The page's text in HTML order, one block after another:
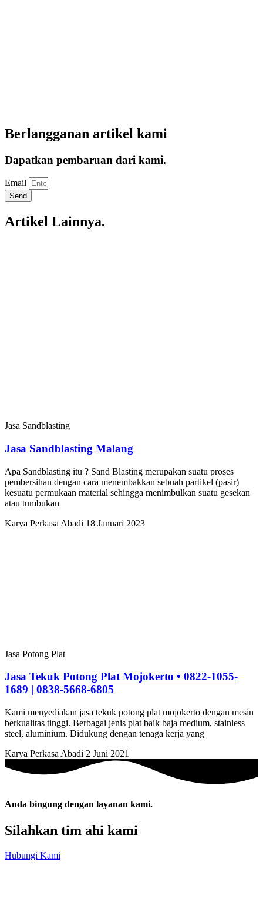
Berlangganan artikel kami
Dapatkan pembaruan dari kami.
Email
Send
Artikel Lainnya.
Jasa Sandblasting
Jasa Sandblasting Malang
Apa Sandblasting itu ? Sand Blasting merupakan suatu proses
pembersihan dengan cara menembakkan sebuah partikel (pasir)
kesuatu permukaan material sehingga menimbulkan suatu gesekan
atau tumbukan
Karya Perkasa Abadi 18 Januari 2023
Jasa Potong Plat
Jasa Tekuk Potong Plat Mojokerto • 0822-1055-
1689 | 0838-5668-6805
Kami menyediakan jasa tekuk potong plat mojokerto dengan mesin
berkualitas tinggi. Berbagai jenis plat baik baja medium, stainless
steel, aluminium. Didukung dengan tenaga kerja yang
Karya Perkasa Abadi 2 Juni 2021
Anda bingung dengan layanan kami.
Silahkan tim ahi kami
Hubungi Kami